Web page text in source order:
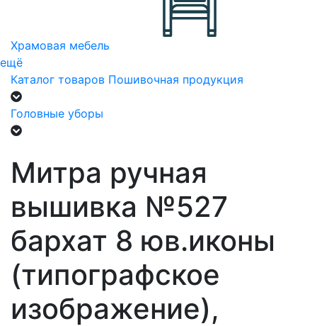
Храмовая мебель
ещё
Каталог товаров Пошивочная продукция
Головные уборы
Митра ручная
вышивка №527
бархат 8 юв.иконы
(типографское
изображение),